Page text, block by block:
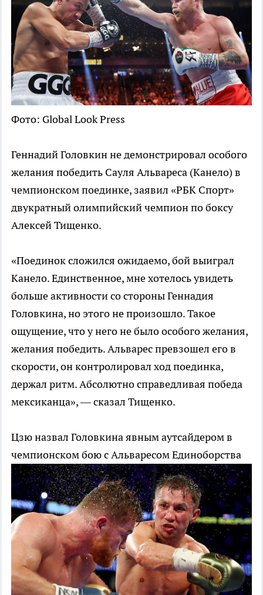
Фото: Global Look Press
Геннадий Головкин не демонстрировал особого
желания победить Сауля Альвареса (Канело) в
чемпионском поединке, заявил «РБК Спорт»
двукратный олимпийский чемпион по боксу
Алексей Тищенко.
«Поединок сложился ожидаемо, бой выиграл
Канело. Единственное, мне хотелось увидеть
больше активности со стороны Геннадия
Головкина, но этого не произошло. Такое
ощущение, что у него не было особого желания,
желания победить. Альварес превзошел его в
скорости, он контролировал ход поединка,
держал ритм. Абсолютно справедливая победа
мексиканца», — сказал Тищенко.
Цзю назвал Головкина явным аутсайдером в
чемпионском бою с АльваресомЕдиноборства